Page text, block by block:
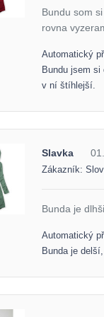
Bundu som
rovna
Automatický
Bundu jsem
v ní štíhlejší.
Slavka
Zákazník:
Bunda je
Automatický
Bunda je